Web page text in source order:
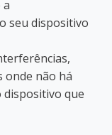
a
seu dispositivo
onde não há
que